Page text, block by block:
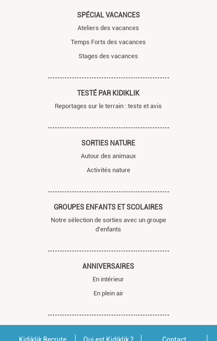
SPÉCIAL VACANCES
Ateliers des vacances
Temps Forts des vacances
Stages des vacances
TESTÉ PAR KIDIKLIK
Reportages sur le terrain : tests et avis
SORTIES NATURE
Autour des animaux
Activités nature
GROUPES ENFANTS ET SCOLAIRES
Notre sélection de sorties avec un groupe
d'enfants
ANNIVERSAIRES
En intérieur
En plein air
Kidiklik Recrute Qui est Kidiklik ? Contact